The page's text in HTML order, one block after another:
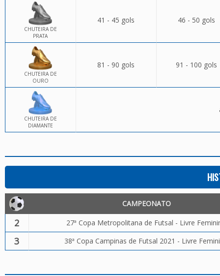
CHUTEIRA DE
PRATA
41 - 45 gols 46 - 50 gols
CHUTEIRA DE
OURO
81 - 90 gols 91 - 100 gols
CHUTEIRA DE
DIAMANTE
CAMPEONATO
2 27ª Copa Metropolitana de Futsal - Livre
3 38ª Copa Campinas de Futsal 2021 - Livre